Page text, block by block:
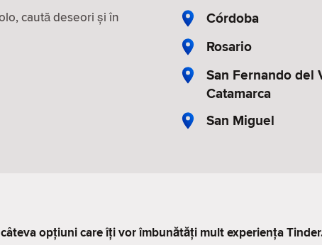
caută deseori și în
Córdoba
Rosario
San Fernando del
Catamarca
San Miguel
opțiuni care îți vor îmbunătăți mult experiența